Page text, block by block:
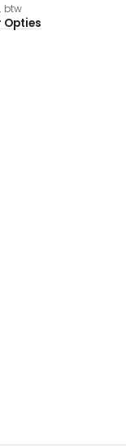
btw
Opties